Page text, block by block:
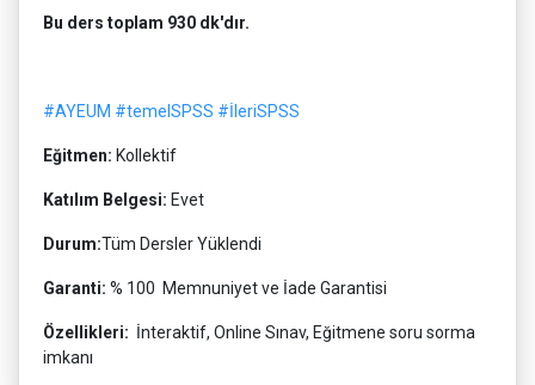
Bu ders toplam 930 dk'dır.
#AYEUM #temelSPSS #İleriSPSS
Eğitmen: Kollektif
Katılım Belgesi: Evet
Durum:Tüm Dersler Yüklendi
Garanti: % 100 Memnuniyet ve İade Garantisi
Özellikleri: İnteraktif, Online Sınav, Eğitmene soru sorma
imkanı